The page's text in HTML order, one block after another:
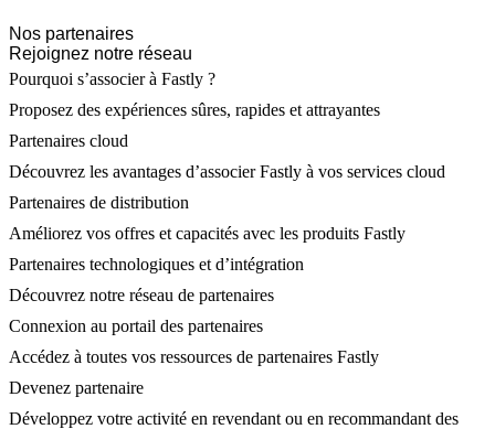
Nos partenaires
Rejoignez notre réseau
Pourquoi s’associer à Fastly ?
Proposez des expériences sûres, rapides et attrayantes
Partenaires cloud
Découvrez les avantages d’associer Fastly à vos services cloud
Partenaires de distribution
Améliorez vos offres et capacités avec les produits Fastly
Partenaires technologiques et d’intégration
Découvrez notre réseau de partenaires
Connexion au portail des partenaires
Accédez à toutes vos ressources de partenaires Fastly
Devenez partenaire
Développez votre activité en revendant ou en recommandant des